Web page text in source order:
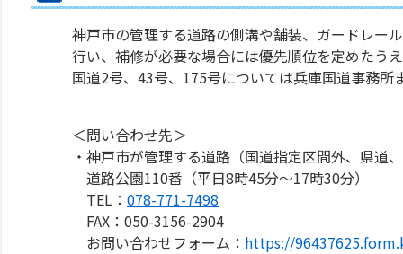
神戸市の管理する道路の側溝や舗装、ガードレー
行い、補修が必要な場合には優先順位を定めたう
国道2号、43号、175号については兵庫国道事務所
＜問い合わせ先＞
・神戸市が管理する道路（国道指定区間外、県道
道路公園110番（平日8時45分～17時30分）
TEL： 078-771-7498
FAX：050-3156-2904
お問い合わせフォーム： https://